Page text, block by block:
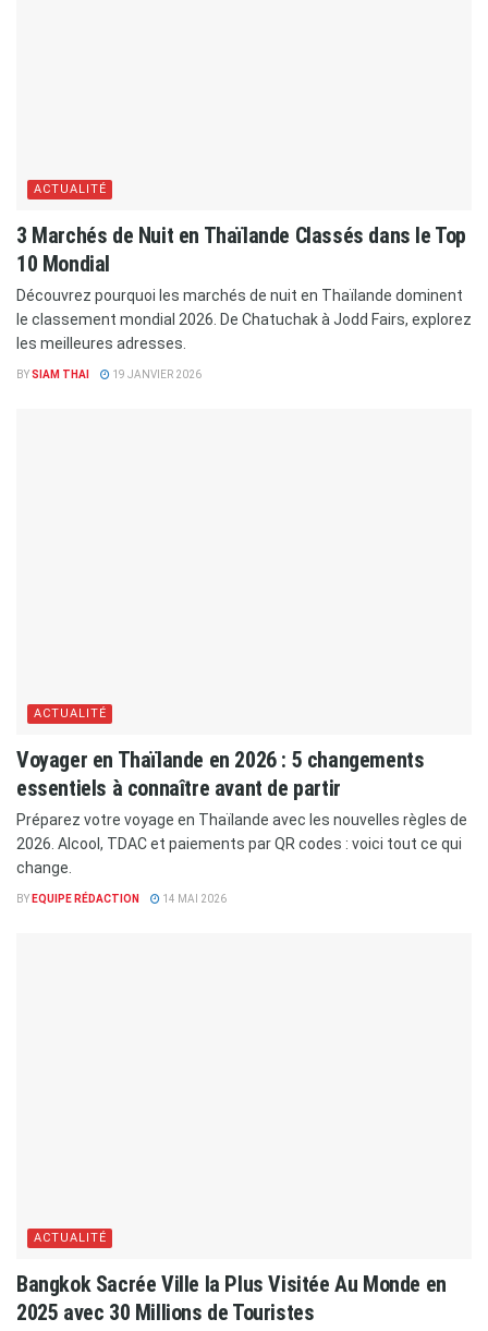
ACTUALITÉ
3 Marchés de Nuit en Thaïlande Classés dans le Top
10 Mondial
Découvrez pourquoi les marchés de nuit en Thaïlande dominent
le classement mondial 2026. De Chatuchak à Jodd Fairs, explorez
les meilleures adresses.
BYSIAM THAI 19 JANVIER 2026
ACTUALITÉ
​Voyager en Thaïlande en 2026 : 5 changements
essentiels à connaître avant de partir
Préparez votre voyage en Thaïlande avec les nouvelles règles de
2026. Alcool, TDAC et paiements par QR codes : voici tout ce qui
change.
BY EQUIPE RÉDACTION 14 MAI 2026
ACTUALITÉ
​Bangkok Sacrée Ville la Plus Visitée Au Monde en
2025 avec 30 Millions de Touristes